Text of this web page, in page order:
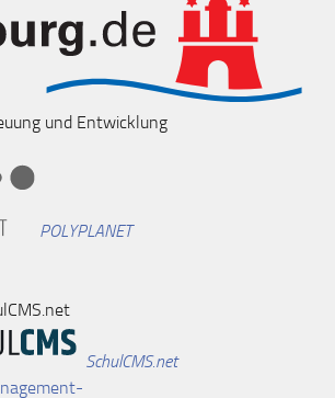
und Entwicklung
POLYPLANET
SchulCMS.net